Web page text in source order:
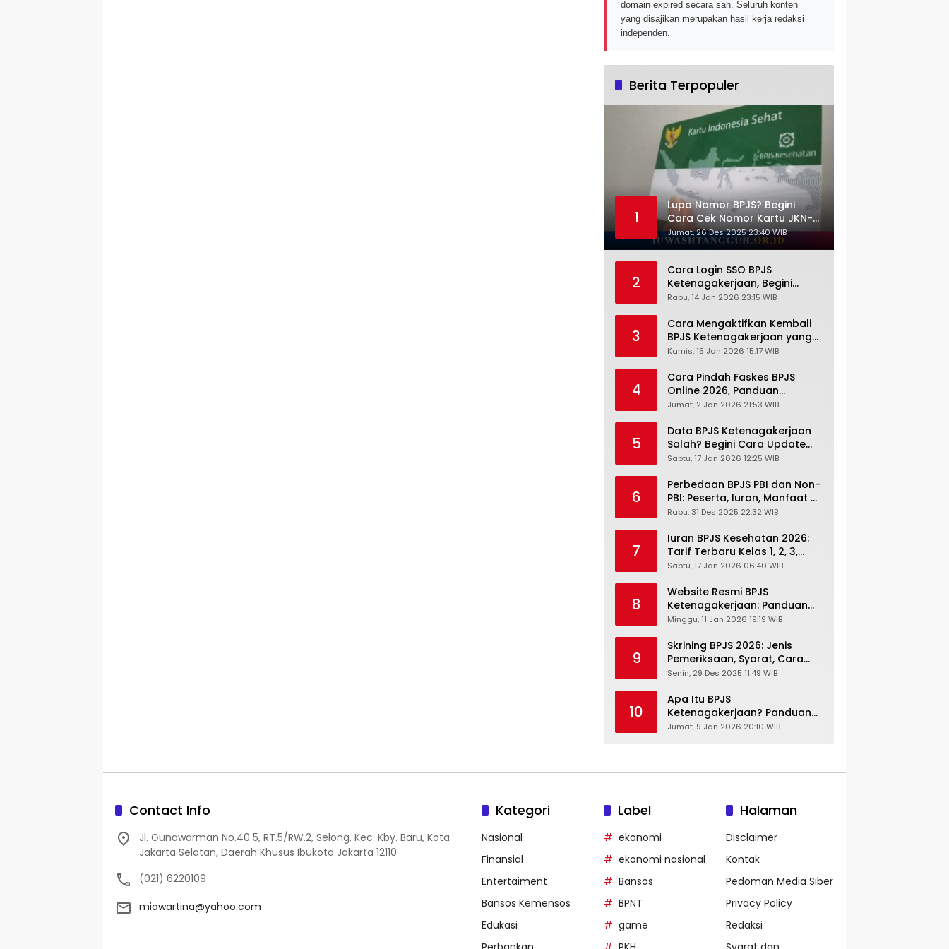
domain expired secara sah. Seluruh konten
yang disajikan merupakan hasil kerja redaksi
independen.
Berita Terpopuler
1
Lupa Nomor BPJS? Begini
Cara Cek Nomor Kartu JKN-
KIS dengan NIK KTP
Jumat, 26 Des 2025 23:40 WIB
2
Cara Login SSO BPJS
Ketenagakerjaan, Begini
Tutorial Lengkap dan
Rabu, 14 Jan 2026 23:15 WIB
3
Cara Mengaktifkan Kembali
BPJS Ketenagakerjaan yang
Nonaktif, Begini Panduan
Kamis, 15 Jan 2026 15:17 WIB
4
Cara Pindah Faskes BPJS
Online 2026, Panduan
Lengkap via Mobile JKN,
Cabang
Jumat, 2 Jan 2026 21:53 WIB
5
Data BPJS Ketenagakerjaan
Salah? Begini Cara Update
Rekening, Alamat, HP di JMO
Sabtu, 17 Jan 2026 12:25 WIB
6
Perbedaan BPJS PBI dan Non-
PBI: Peserta, Iuran, Manfaat &
Masa Berlaku Terbaru 2026
Rabu, 31 Des 2025 22:32 WIB
7
Iuran BPJS Kesehatan 2026:
Tarif Terbaru Kelas 1, 2, 3,
Cara Bayar, Denda &
JKN-KIS
Sabtu, 17 Jan 2026 06:40 WIB
8
Website Resmi BPJS
Ketenagakerjaan: Panduan
Lengkap Akses dan Fitur
Minggu, 11 Jan 2026 19:19 WIB
9
Skrining BPJS 2026: Jenis
Pemeriksaan, Syarat, Cara
Daftar & Cek Riwayat
Senin, 29 Des 2025 11:49 WIB
10
Apa Itu BPJS
Ketenagakerjaan? Panduan
Lengkap untuk Pekerja dan
Jumat, 9 Jan 2026 20:10 WIB
Contact Info
Jl. Gunawarman No.40 5, RT.5/RW.2, Selong, Kec. Kby. Baru, Kota
Jakarta Selatan, Daerah Khusus Ibukota Jakarta 12110
(021) 6220109
miawartina@yahoo.com
Kategori
Nasional
Finansial
Entertaiment
Bansos Kemensos
Edukasi
Label
ekonomi
ekonomi nasional
Bansos
BPNT
game
Halaman
Disclaimer
Kontak
Pedoman Media Siber
Privacy Policy
Redaksi